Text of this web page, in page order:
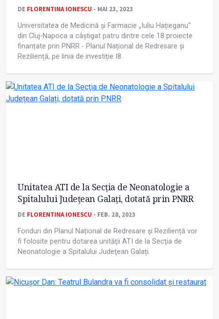
DE FLORENTINA IONESCU - MAI 23, 2023
Universitatea de Medicină și Farmacie „Iuliu Hațieganu”
din Cluj-Napoca a câștigat patru dintre cele 18 proiecte
finanțate prin PNRR - Planul Național de Redresare și
Reziliență, pe linia de investiție I8.
Unitatea ATI de la Secţia de Neonatologie a
Spitalului Judeţean Galați, dotată prin PNRR
DE FLORENTINA IONESCU - FEB. 28, 2023
Fonduri din Planul Național de Redresare și Reziliență vor
fi folosite pentru dotarea unităţii ATI de la Secţia de
Neonatologie a Spitalului Judeţean Galați.